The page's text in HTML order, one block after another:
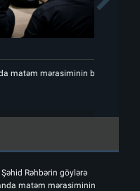
matəm mərasiminin birinci
Şəhid Rəhbərin göylərə
matəm mərasiminin